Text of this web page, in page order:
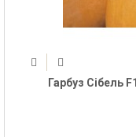
Гарбуз Сібель